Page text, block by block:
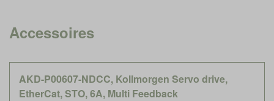
Accessoires
AKD-P00607-NDCC, Kollmorgen Servo drive,
EtherCat, STO, 6A, Multi Feedback